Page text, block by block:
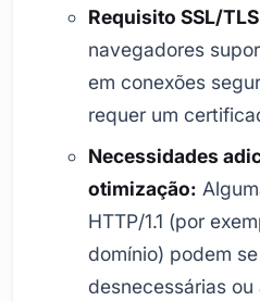
Requisito SSL/
navegadores
em conexões
requer um
Necessidades
otimização:
HTTP/1.1 (por
domínio) podem
desnecessárias ou